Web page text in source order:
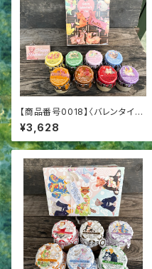
【商品番号0018】〈バレンタイン
デーパッケージ8〉成城プリン8
個詰合せ
¥3,628